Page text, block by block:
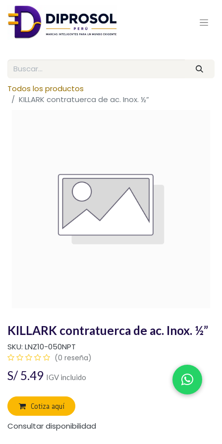
Todos los productos
KILLARK contratuerca de ac. Inox. ½”
KILLARK contratuerca de ac. Inox. ½”
SKU: LNZ10-050NPT
(0 reseña)
S/ 5.49 IGV incluido
Cotiza aquí
Consultar disponibilidad